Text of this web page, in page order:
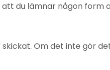
du lämnar någon
Om det inte gör